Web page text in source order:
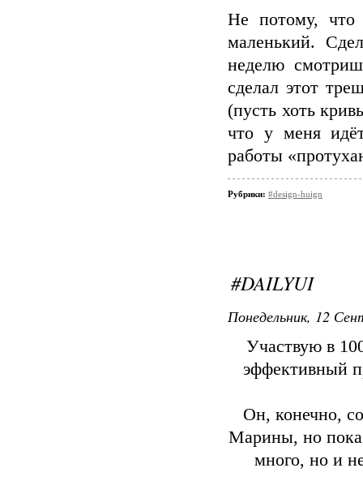
Не потому, что
маленький.
неделю
сделал этот
(пусть хоть
что у меня
работы
Рубрики: #design-huign
#DAILYUI
Понедельник, 12
Участвую в
эффективный
Он, конечно,
Марины, но пока
много, но и